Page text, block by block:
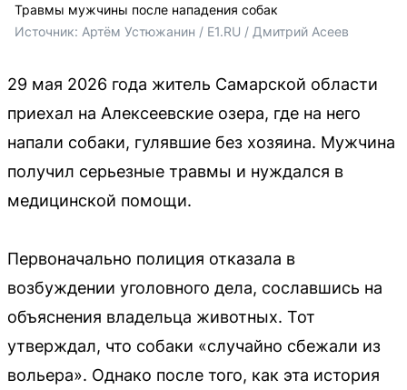
Травмы мужчины после нападения собак
Источник: Артём Устюжанин / E1.RU / Дмитрий Асеев
29 мая 2026 года житель Самарской области
приехал на Алексеевские озера, где на него
напали собаки, гулявшие без хозяина. Мужчина
получил серьезные травмы и нуждался в
медицинской помощи.
Первоначально полиция отказала в
возбуждении уголовного дела, сославшись на
объяснения владельца животных. Тот
утверждал, что собаки «случайно сбежали из
вольера». Однако после того, как эта история